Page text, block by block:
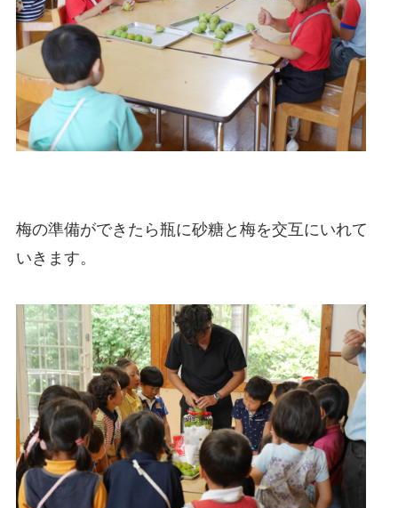
梅の準備ができたら瓶に砂糖と梅を交互にいれて
いきます。